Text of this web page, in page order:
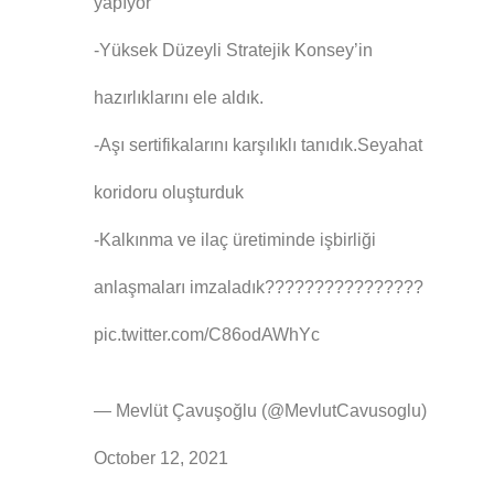
-Yüksek Düzeyli Stratejik Konsey’in
hazırlıklarını ele aldık.
-Aşı sertifikalarını karşılıklı tanıdık.Seyahat
koridoru oluşturduk
-Kalkınma ve ilaç üretiminde işbirliği
anlaşmaları imzaladık????????????????
pic.twitter.com/C86odAWhYc
— Mevlüt Çavuşoğlu (@MevlutCavusoglu)
October 12, 2021